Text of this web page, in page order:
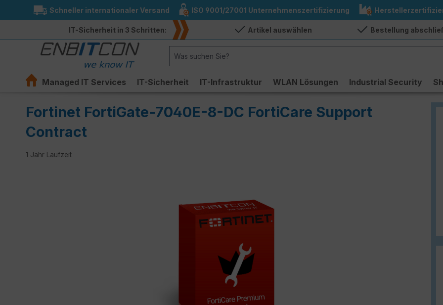
Zur Hauptnavigation springen
Schneller internationaler Versand ISO 9001/27001 Unternehmenszertifizierung
IT-Sicherheit in 3 Schritten: Artikel auswählen Bestellung
Managed IT Services IT-Sicherheit IT-Infrastruktur WLAN Lösungen Industrial Security
Fortinet FortiGate-7040E-8-DC FortiCare Support
Contract
1 Jahr Laufzeit